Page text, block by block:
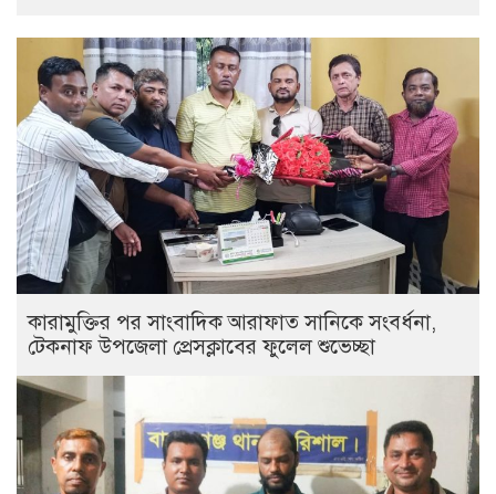
কারামুক্তির পর সাংবাদিক আরাফাত সানিকে সংবর্ধনা,
টেকনাফ উপজেলা প্রেসক্লাবের ফুলেল শুভেচ্ছা